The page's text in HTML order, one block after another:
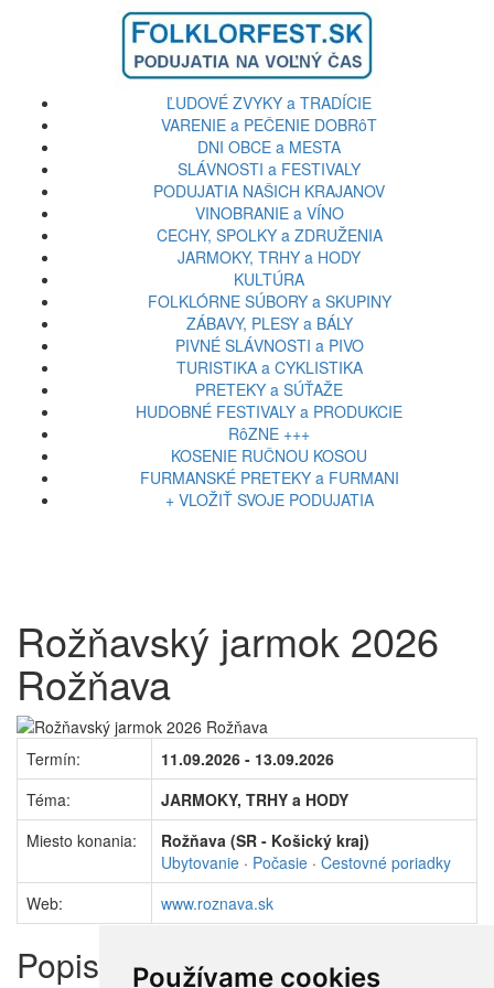
Používame cookies
ĽUDOVÉ ZVYKY a TRADÍCIE
VARENIE a PEČENIE DOBRôT
DNI OBCE a MESTA
SLÁVNOSTI a FESTIVALY
PODUJATIA NAŠICH KRAJANOV
VINOBRANIE a VÍNO
CECHY, SPOLKY a ZDRUŽENIA
JARMOKY, TRHY a HODY
KULTÚRA
FOLKLÓRNE SÚBORY a SKUPINY
ZÁBAVY, PLESY a BÁLY
PIVNÉ SLÁVNOSTI a PIVO
TURISTIKA a CYKLISTIKA
PRETEKY a SÚŤAŽE
HUDOBNÉ FESTIVALY a PRODUKCIE
RôZNE +++
KOSENIE RUČNOU KOSOU
FURMANSKÉ PRETEKY a FURMANI
+ VLOŽIŤ SVOJE PODUJATIA
Rožňavský jarmok 2026
Rožňava
Termín:
11.09.2026 - 13.09.2026
Téma:
JARMOKY, TRHY a HODY
Miesto konania:
Rožňava (SR - Košický kraj)
Ubytovanie · Počasie · Cestovné poriadky
Web:
www.roznava.sk
Popis